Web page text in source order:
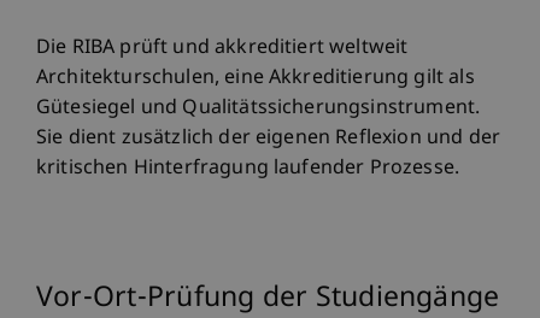
Die RIBA prüft und akkreditiert weltweit
Architekturschulen, eine Akkreditierung gilt als
Gütesiegel und Qualitätssicherungsinstrument.
Sie dient zusätzlich der eigenen Reflexion und der
kritischen Hinterfragung laufender Prozesse.
Vor-Ort-Prüfung der Studiengänge